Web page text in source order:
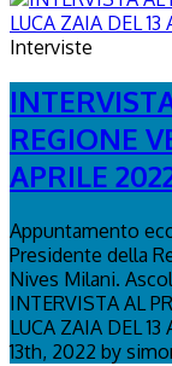
Interviste
REGIONE
APRILE
Appuntamento
Presidente della
Nives Milani.
INTERVISTA AL
LUCA ZAIA DEL
13th, 2022 by